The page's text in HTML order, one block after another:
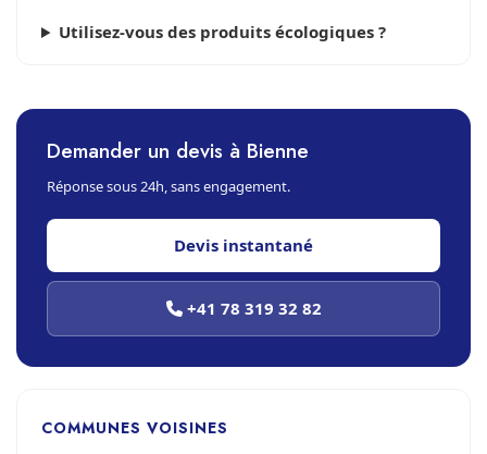
Utilisez-vous des produits écologiques ?
Demander un devis à Bienne
Réponse sous 24h, sans engagement.
Devis instantané
+41 78 319 32 82
COMMUNES VOISINES